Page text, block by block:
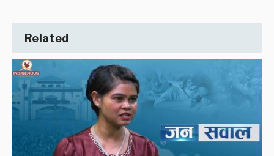
Related